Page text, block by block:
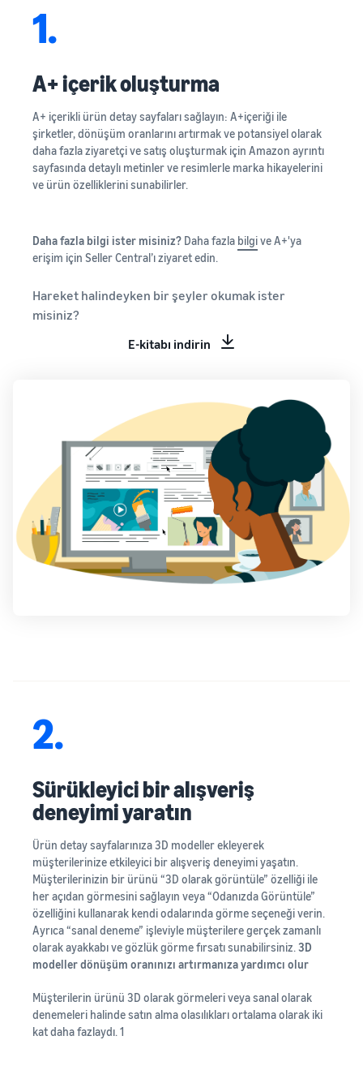
1.
A+ içerik oluşturma
A+ içerikli ürün detay sayfaları sağlayın: A+içeriği ile
şirketler, dönüşüm oranlarını artırmak ve potansiyel olarak
daha fazla ziyaretçi ve satış oluşturmak için Amazon ayrıntı
sayfasında detaylı metinler ve resimlerle marka hikayelerini
ve ürün özelliklerini sunabilirler.
Daha fazla bilgi ister misiniz? Daha fazla bilgive A+'ya
erişim için Seller Central’ı ziyaret edin.
Hareket halindeyken bir şeyler okumak ister
misiniz?
E-kitabı indirin
2.
Sürükleyici bir alışveriş
deneyimi yaratın
Ürün detay sayfalarınıza 3D modeller ekleyerek
müşterilerinize etkileyici bir alışveriş deneyimi yaşatın.
Müşterilerinizin bir ürünü “3D olarak görüntüle” özelliği ile
her açıdan görmesini sağlayın veya “Odanızda Görüntüle”
özelliğini kullanarak kendi odalarında görme seçeneği verin.
Ayrıca “sanal deneme” işleviyle müşterilere gerçek zamanlı
olarak ayakkabı ve gözlük görme fırsatı sunabilirsiniz. 3D
modeller dönüşüm oranınızı artırmanıza yardımcı olur
Müşterilerin ürünü 3D olarak görmeleri veya sanal olarak
denemeleri halinde satın alma olasılıkları ortalama olarak iki
kat daha fazlaydı. 1